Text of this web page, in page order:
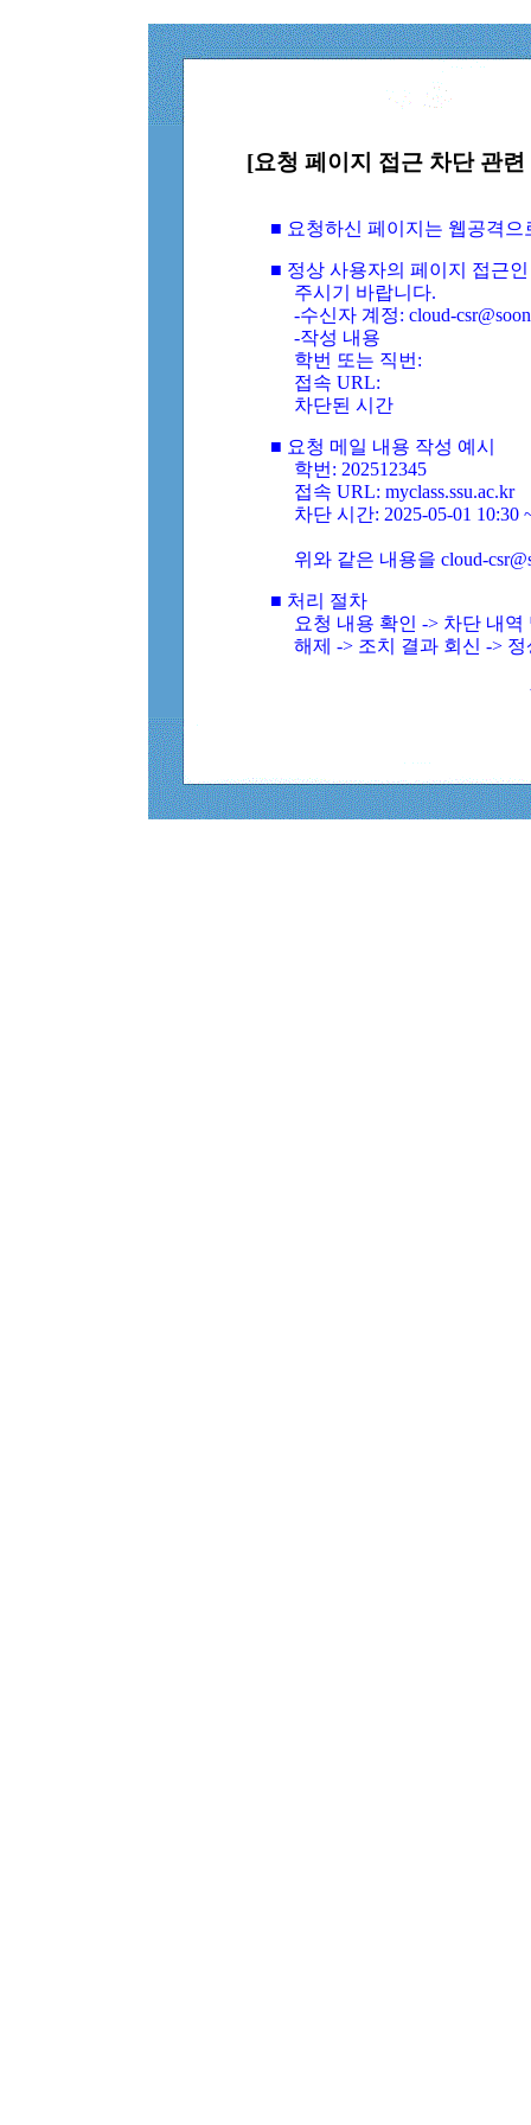
[요청 페이지 접근 차단 관
■ 요청하신 페이지는 웹공격
■ 정상 사용자의 페이지 접근
주시기 바랍니다.
-수신자 계정: cloud-
-작성 내용
학번 또는 직번:
접속 URL:
차단된 시간
■ 요청 메일 내용 작성 예시
학번: 202512345
접속 URL: myclass.ssu.ac.kr
차단 시간: 2025-05-01 10:30
위와 같은 내용을 cloud-
■ 처리 절차
요청 내용 확인 -> 차단 내
해제 -> 조치 결과 회신 ->